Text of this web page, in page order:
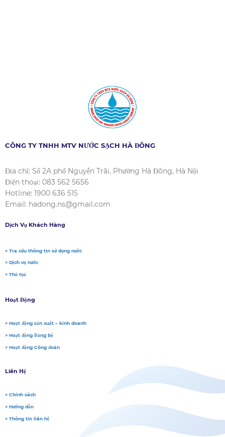
CÔNG TY TNHH MTV NƯỚC SẠCH HÀ ĐÔNG
Địa chỉ: Số 2A phố Nguyễn Trãi, Phường Hà Đông, Hà Nội
Điện thoại: 083 562 5656
Hotline: 1900 636 515
Email: hadong.ns@gmail.com
Dịch Vụ Khách Hàng
> Tra cứu thông tin sử dụng nước
> Dịch vụ nước
> Thủ tục
Hoạt Động
> Hoạt động sản xuất – kinh doanh
> Hoạt động Đảng bộ
> Hoạt động Công đoàn
Liên Hệ
> Chính sách
> Hướng dẫn
> Thông tin liên hệ